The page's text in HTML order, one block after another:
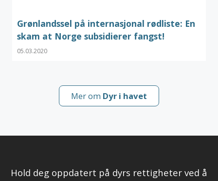
Grønlandssel på internasjonal rødliste: En
skam at Norge subsidierer fangst!
05.03.2020
Mer om Dyr i havet
Hold deg oppdatert på dyrs rettigheter ved å